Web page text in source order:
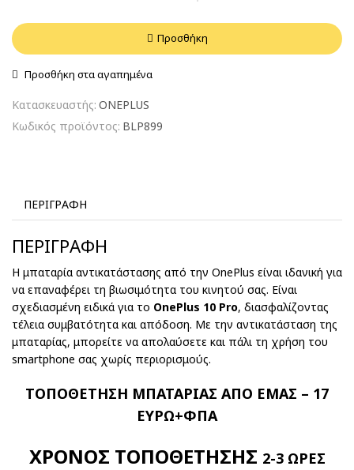
Προσθήκη
Προσθήκη στα αγαπημένα
Κατασκευαστής: ONEPLUS
Κωδικός προϊόντος: BLP899
ΠΕΡΙΓΡΑΦΉ
ΠΕΡΙΓΡΑΦΉ
Η μπαταρία αντικατάστασης από την OnePlus είναι ιδανική για
να επαναφέρει τη βιωσιμότητα του κινητού σας. Είναι
σχεδιασμένη ειδικά για το OnePlus 10 Pro, διασφαλίζοντας
τέλεια συμβατότητα και απόδοση. Με την αντικατάσταση της
μπαταρίας, μπορείτε να απολαύσετε και πάλι τη χρήση του
smartphone σας χωρίς περιορισμούς.
ΤΟΠΟΘΕΤΗΣΗ ΜΠΑΤΑΡΙΑΣ ΑΠΟ ΕΜΑΣ – 17
ΕΥΡΩ+ΦΠΑ
ΧΡΟΝΟΣ ΤΟΠΟΘΕΤΗΣΗΣ 2-3 ΩΡΕΣ